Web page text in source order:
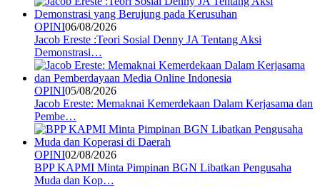
OPINI06/08/2026
Jacob Ereste :Teori Sosial Denny JA Tentang Aksi
Demonstrasi…
OPINI05/08/2026
Jacob Ereste: Memaknai Kemerdekaan Dalam Kerjasama dan
Pembe…
OPINI02/08/2026
BPP KAPMI Minta Pimpinan BGN Libatkan Pengusaha
Muda dan Kop…